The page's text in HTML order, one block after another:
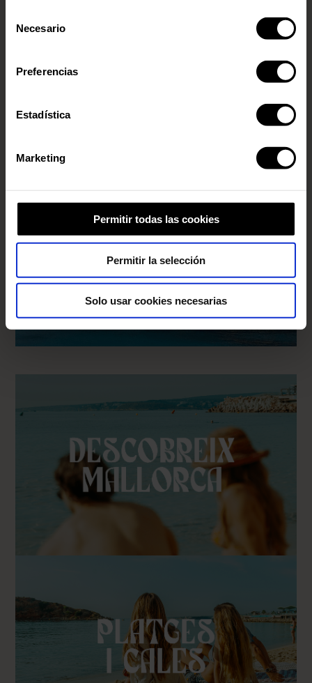
nuestra Política de Inteligencia Artificial.
Necesario
Preferencias
Estadística
Marketing
Permitir todas las cookies
Permitir la selección
Solo usar cookies necesarias